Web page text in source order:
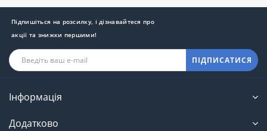
Підпишіться на розсилку, і дізнавайтеся про
акції та знижки першими!
ПІДПИСАТИСЯ
Інформація
Додатково